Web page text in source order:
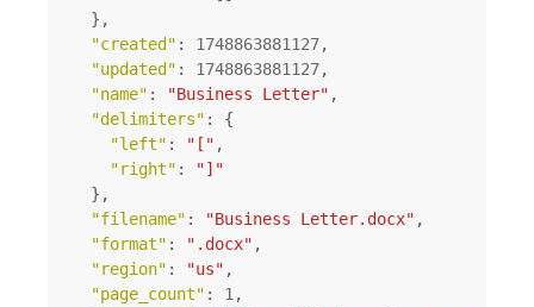
},
"created" : 1748863881127,
"updated" : 1748863881127,
"name" : "Business Letter" ,
"delimiters" :
{
"left" : "[" ,
"right" :
"]"
},
"filename" : "Business Letter.docx" ,
"format" : ".docx" ,
"region" : "us" ,
"page_count" : 1 ,